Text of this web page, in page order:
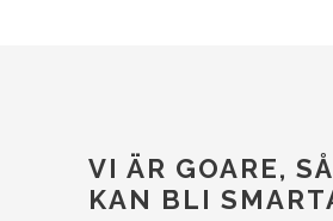
VI ÄR GOARE,
KAN BLI